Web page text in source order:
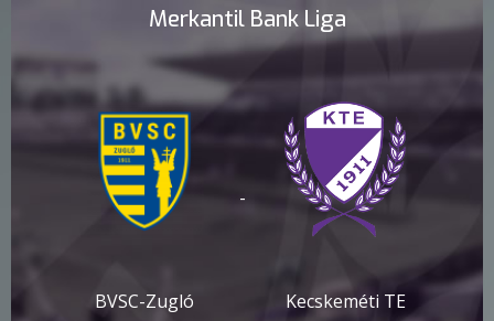
Merkantil Bank Liga
BVSC-Zugló
-
Kecskeméti TE